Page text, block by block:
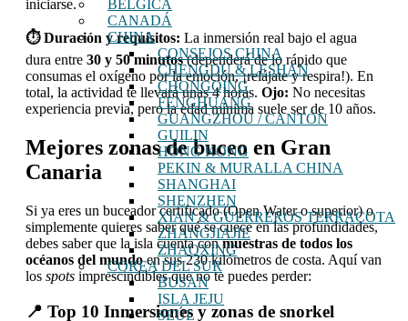
BÉLGICA
CANADÁ
CHINA
CONSEJOS CHINA
CHENGDU & LESHAN
CHONGQING
FENGHUANG
GUANGZHOU / CANTÓN
GUILIN
HONG KONG
PEKIN & MURALLA CHINA
SHANGHAI
SHENZHEN
XIAN & GUERREROS TERRACOTA
ZHANGJIAJIE
ZHAOXING
COREA DEL SUR
BUSAN
ISLA JEJU
SEÚL
iniciarse.
⏱ Duración y requisitos: La inmersión real bajo el agua
dura entre 30 y 50 minutos(dependerá de lo rápido que
consumas el oxígeno por la emoción, ¡relájate y respira!). En
total, la actividad te llevará unas 4 horas. Ojo: No necesitas
experiencia previa, pero la edad mínima suele ser de 10 años.
Mejores zonas de buceo en Gran
Canaria
Si ya eres un buceador certificado (Open Water o superior) o
simplemente quieres saber qué se cuece en las profundidades,
debes saber que la isla cuenta conmuestras de todos los
océanos del mundoen sus 230 kilómetros de costa. Aquí van
los spots imprescindibles que no te puedes perder:
📍 Top 10 Inmersiones y zonas de snorkel